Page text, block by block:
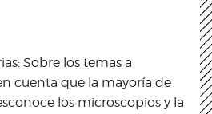
Sobre los temas a
cuenta que la mayoría de
los microscopios y la